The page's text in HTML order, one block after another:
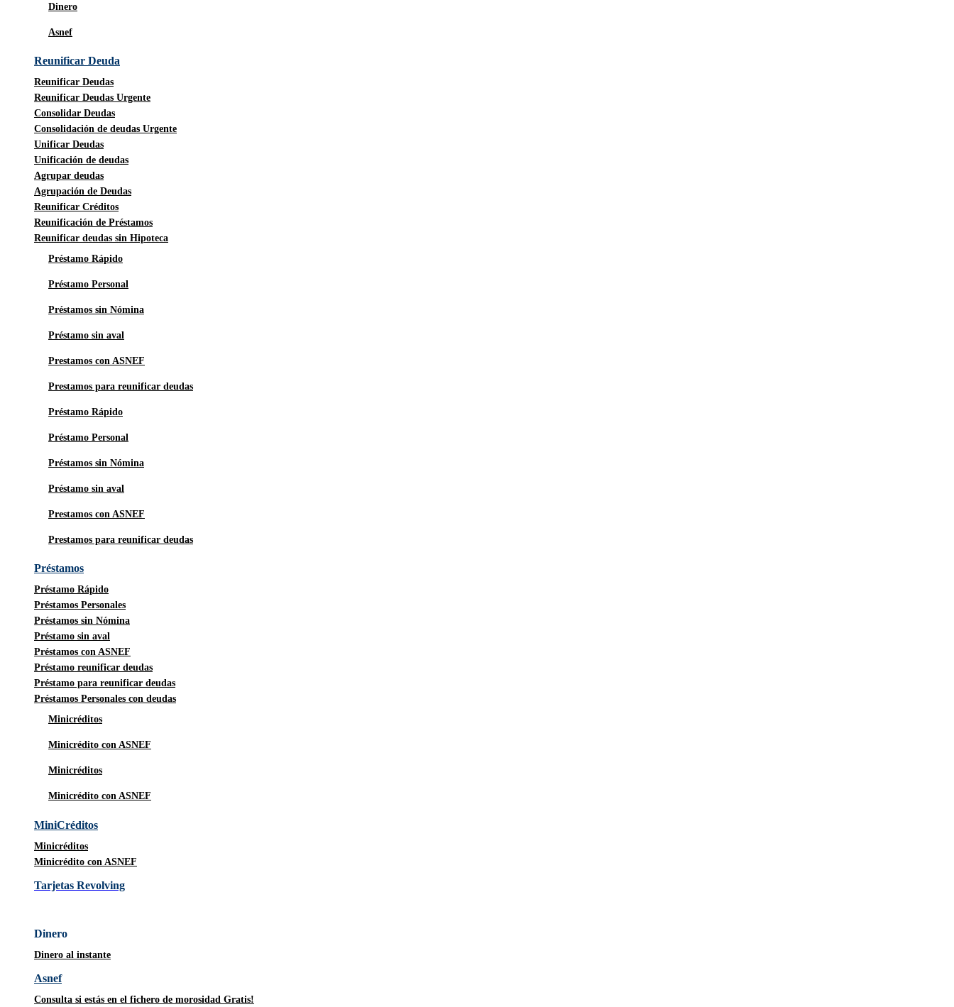
Dinero
Asnef
Reunificar Deuda
Reunificar Deudas
Reunificar Deudas Urgente
Consolidar Deudas
Consolidación de deudas Urgente
Unificar Deudas
Unificación de deudas
Agrupar deudas
Agrupación de Deudas
Reunificar Créditos
Reunificación de Préstamos
Reunificar deudas sin Hipoteca
Préstamo Rápido
Préstamo Personal
Préstamos sin Nómina
Préstamo sin aval
Prestamos con ASNEF
Prestamos para reunificar deudas
Préstamo Rápido
Préstamo Personal
Préstamos sin Nómina
Préstamo sin aval
Prestamos con ASNEF
Prestamos para reunificar deudas
Préstamos
Préstamo Rápido
Préstamos Personales
Préstamos sin Nómina
Préstamo sin aval
Préstamos con ASNEF
Préstamo reunificar deudas
Préstamo para reunificar deudas
Préstamos Personales con deudas
Minicréditos
Minicrédito con ASNEF
Minicréditos
Minicrédito con ASNEF
MiniCréditos
Minicréditos
Minicrédito con ASNEF
Tarjetas Revolving
Dinero
Dinero al instante
Asnef
Consulta si estás en el fichero de morosidad Gratis!